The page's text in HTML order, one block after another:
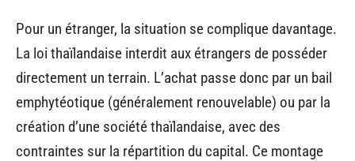
Pour un étranger, la situation se complique davantage.
La loi thaïlandaise interdit aux étrangers de posséder
directement un terrain. L’achat passe donc par un bail
emphytéotique (généralement renouvelable) ou par la
création d’une société thaïlandaise, avec des
contraintes sur la répartition du capital. Ce montage